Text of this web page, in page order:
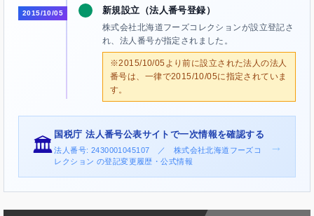
2015/10/05 新規設立（法人番号登録）
株式会社北海道フーズコレクションが設立登記さ
れ、法人番号が指定されました。
※2015/10/05より前に設立された法人の法人
番号は、一律で2015/10/05に指定されていま
す。
🏛️
国税庁 法人番号公表サイトで一次情報を確認する
法人番号: 2430001045107 ／ 株式会社北海道フーズコ
レクション の登記変更履歴・公式情報
→